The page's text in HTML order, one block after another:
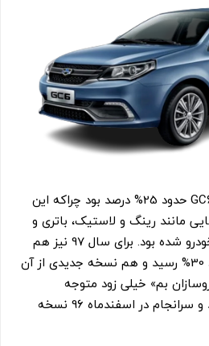
در سال 96 میزان داخلی‌سازی GC6 حدود 25% درصد بود چراکه این
مانند رینگ و لاستیک، باتری و
برخی قسمت‌های الکترونیکی خودرو شده بود. برای سال 97 نیز هم
میزان داخلی‌سازی GC6 به عدد 30% رسید و هم نسخه جدیدی از آن
بم» خیلی زود متوجه
کمبودهای GC6 تیپ الیت شد و سرانجام در اسفندماه 96 نسخه